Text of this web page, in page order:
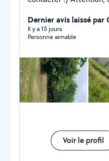
vos coordonnées pour
ensuite ! Au plaisir ! :)
Dernier avis laissé par
Il y a 15 jours
Personne aimable
Voir le profil